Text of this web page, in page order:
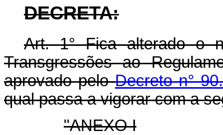
DECRETA:
Art. 1° Fica alterado o
Transgressões ao
aprovado peloDecreto n°
qual passa a vigorar com a
"ANEXO I